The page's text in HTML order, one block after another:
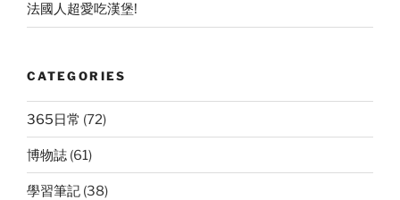
法國人超愛吃漢堡!
CATEGORIES
365日常 (72)
博物誌 (61)
學習筆記 (38)